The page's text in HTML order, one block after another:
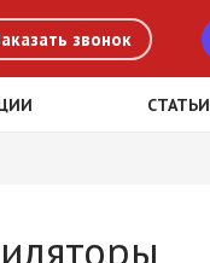
звонок
СТАТЬИ